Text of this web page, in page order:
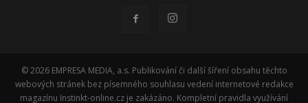
© 2026 EMPRESA MEDIA, a.s. Publikování či další šíření obsahu těchto
webových stránek bez písemného souhlasu vedení internetové redakce
magazínu Instinkt-online.cz je zakázáno. Kompletní pravidla využívání